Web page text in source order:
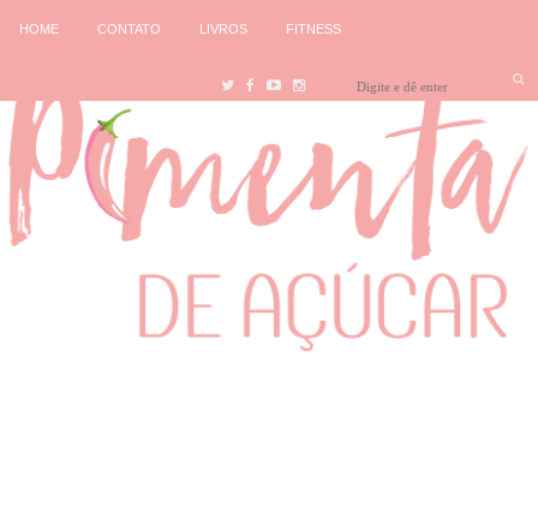
HOME CONTATO LIVROS FITNESS